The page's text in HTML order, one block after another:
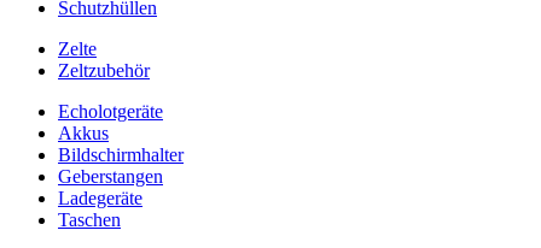
Schutzhüllen
Zelte
Zeltzubehör
Echolotgeräte
Akkus
Bildschirmhalter
Geberstangen
Ladegeräte
Taschen